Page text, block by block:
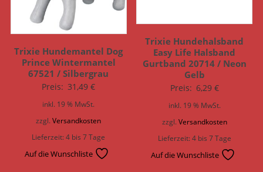
Trixie Hundemantel Dog
Prince Wintermantel
67521 / Silbergrau
Preis: 31,49€
inkl. 19 % MwSt.
zzgl.Versandkosten
Lieferzeit:4 bis 7 Tage
Auf die Wunschliste
Trixie Hundehalsband
Easy Life Halsband
Gurtband 20714 / Neon
Gelb
Preis: 6,29 €
inkl. 19 % MwSt.
zzgl. Versandkosten
Lieferzeit:4 bis 7 Tage
Auf die Wunschliste